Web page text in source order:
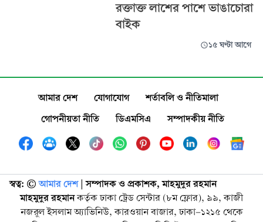
রক্তাক্ত লাশের পাশে ভাঙাচোরা
বাইক
১৫ ঘণ্টা আগে
আমার দেশ যোগাযোগ
শর্তাবলি ও নীতিমালা
গোপনীয়তা নীতি
ডিএমসিএ সম্পাদকীয় নীতি
স্বত্ব: ©️ আমার দেশ| সম্পাদক ও প্রকাশক, মাহমুদুর রহমান
মাহমুদুর রহমানকর্তৃক ঢাকা ট্রেড সেন্টার (৮ম ফ্লোর), ৯৯, কাজী
নজরুল ইসলাম অ্যাভিনিউ, কারওয়ান বাজার, ঢাকা-১২১৫ থেকে